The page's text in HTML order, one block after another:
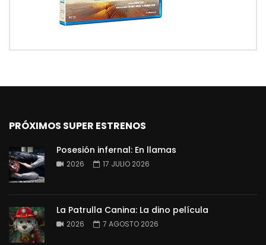
PRÓXIMOS SUPER ESTRENOS
Posesión infernal: En llamas
2026 17 JULIO 2026
La Patrulla Canina: La dino película
2026 7 AGOSTO 2026